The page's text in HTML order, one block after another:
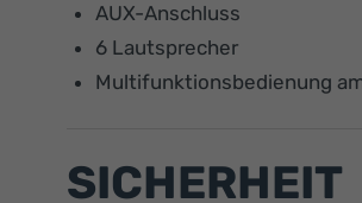
AUX-Anschluss
6 Lautsprecher
Multifunktionsbedienung
SICHERHEIT